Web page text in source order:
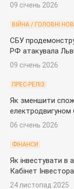
09 січень 2026
ВІЙНА / ГОЛОВНІ
СБУ
РФ атакувала
09 січень 2026
ПРЕС-РЕЛІЗ
Як зменшити
електродвигуном
06 січень 2026
ФІНАНСИ
Як інвестувати в
Кабінет
24 листопад 2025